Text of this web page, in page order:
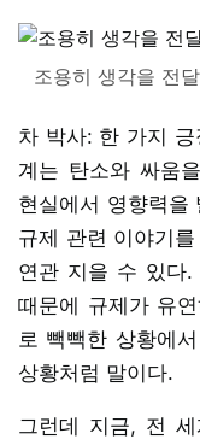
조용히 생각을 전
차 박사: 한 가지
계는 탄소와 싸움
현실에서 영향력을
규제 관련 이야기
연관 지을 수 있다.
때문에 규제가 유
로 빽빽한 상황에
상황처럼 말이다.
그런데 지금, 전